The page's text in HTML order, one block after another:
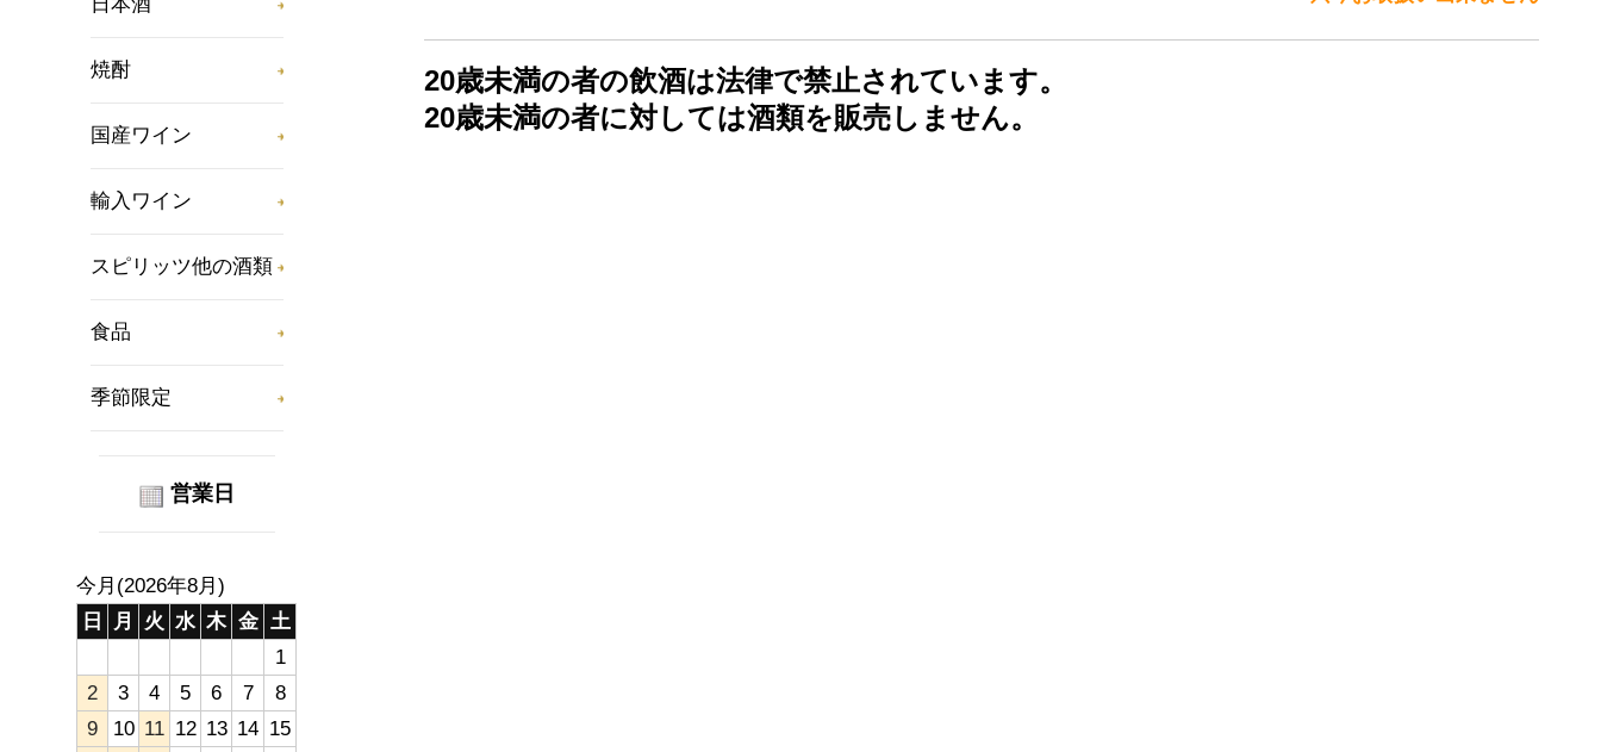
20歳未満の者の飲酒は法律で禁止されています。
20歳未満の者に対しては酒類を販売しません。
焼酎
国産ワイン
輸入ワイン
スピリッツ他の酒類
食品
季節限定
営業日
今月(2026年8月)
日
月 火 水 木 金 土
1
2
3 4 5 6 7
8
9
10 11 12 13 14 15